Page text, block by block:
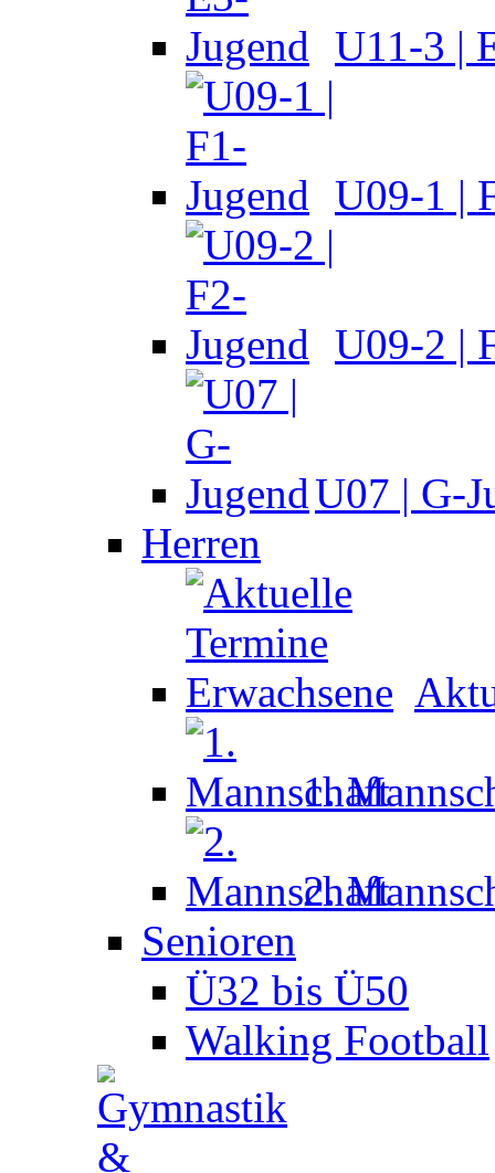
U11-3 |
U09-1 |
U09-2 |
U07 | G-
Herren
1.
2.
Senioren
Ü32 bis Ü50
Walking Football